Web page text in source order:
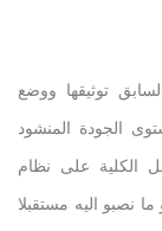
توثيقها ووضع
الجودة المنشود
الكلية على نظام
ما نصبو اليه مستقبلا